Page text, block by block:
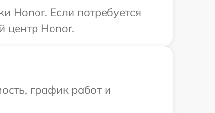
Honor. Если потребуется
центр Honor.
график работ и